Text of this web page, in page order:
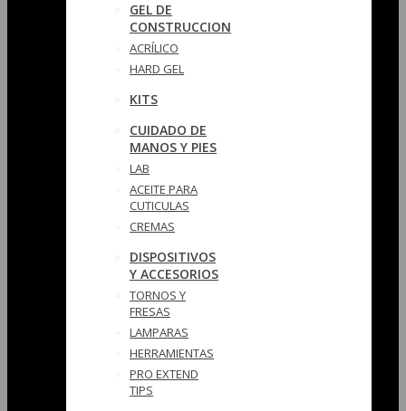
GEL DE
CONSTRUCCION
ACRÍLICO
HARD GEL
KITS
CUIDADO DE
MANOS Y PIES
LAB
ACEITE PARA
CUTICULAS
CREMAS
DISPOSITIVOS
Y ACCESORIOS
TORNOS Y
FRESAS
LAMPARAS
HERRAMIENTAS
PRO EXTEND
TIPS